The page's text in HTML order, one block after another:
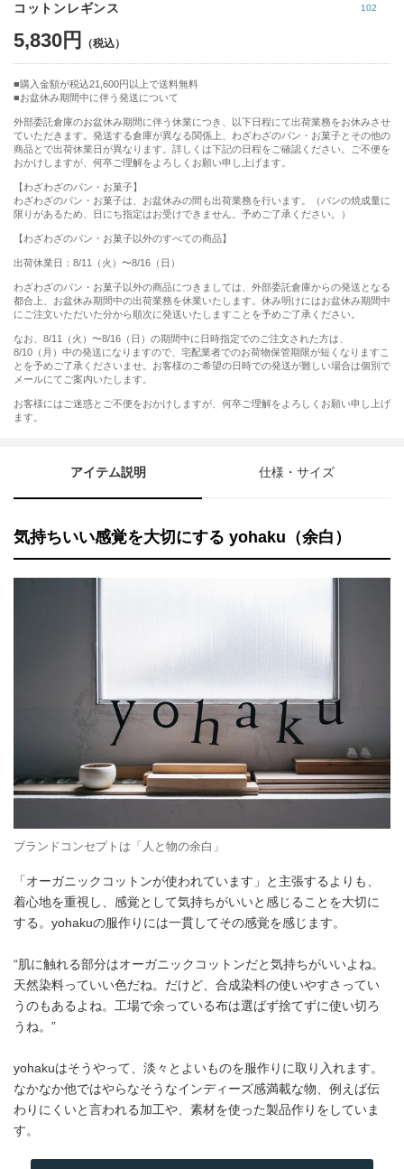
102
コットンレギンス
5,830円
購入金額が税込21,600円以上で送料無料
お盆休み期間中に伴う発送について
外部委託倉庫のお盆休み期間に伴う休業につき、以下日程にて出荷業務をお休みさせ
ていただきます。発送する倉庫が異なる関係上、わざわざのパン・お菓子とその他の
商品とで出荷休業日が異なります。詳しくは下記の日程をご確認ください。ご不便を
おかけしますが、何卒ご理解をよろしくお願い申し上げます。
【わざわざのパン・お菓子】
わざわざのパン・お菓子は、お盆休みの間も出荷業務を行います。（パンの焼成量に
限りがあるため、日にち指定はお受けできません。予めご了承ください。）
【わざわざのパン・お菓子以外のすべての商品】
出荷休業日：8/11（火）〜8/16（日）
わざわざのパン・お菓子以外の商品につきましては、外部委託倉庫からの発送となる
都合上、お盆休み期間中の出荷業務を休業いたします。休み明けにはお盆休み期間中
にご注文いただいた分から順次に発送いたしますことを予めご了承ください。
なお、8/11（火）〜8/16（日）の期間中に日時指定でのご注文された方は、
8/10（月）中の発送になりますので、宅配業者でのお荷物保管期限が短くなりますこ
とを予めご了承くださいませ。お客様のご希望の日時での発送が難しい場合は個別で
メールにてご案内いたします。
お客様にはご迷惑とご不便をおかけしますが、何卒ご理解をよろしくお願い申し上げ
ます。
アイテム説明 仕様・サイズ
気持ちいい感覚を大切にする yohaku（余白）
ブランドコンセプトは「人と物の余白」
「オーガニックコットンが使われています」と主張するよりも、
着心地を重視し、感覚として気持ちがいいと感じることを大切に
する。yohakuの服作りには一貫してその感覚を感じます。
“肌に触れる部分はオーガニックコットンだと気持ちがいいよね。
天然染料っていい色だね。だけど、合成染料の使いやすさってい
うのもあるよね。工場で余っている布は選ばず捨てずに使い切ろ
うね。”
yohakuはそうやって、淡々とよいものを服作りに取り入れます。
なかなか他ではやらなそうなインディーズ感満載な物、例えば伝
わりにくいと言われる加工や、素材を使った製品作りをしていま
す。